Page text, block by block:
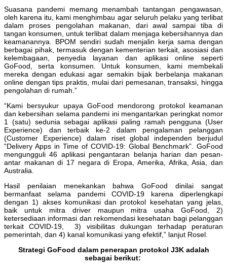
Suasana pandemi memang menambah tantangan pengawasan,
oleh karena itu, kami menghimbau agar seluruh pelaku yang terlibat
dalam proses pengolahan makanan, dari awal sampai tiba di
tangan konsumen, untuk terlibat dalam menjaga kebersihannya dan
keamanannya. BPOM sendiri sudah menjalin kerja sama dengan
berbagai pihak, termasuk dengan kementerian terkait, asosiasi dan
kelembagaan, penyedia layanan dan aplikasi online seperti
GoFood, serta konsumen. Untuk konsumen, kami membekali
mereka dengan edukasi agar semakin bijak berbelanja makanan
online dengan tips praktis, mulai dari pemesanan, transaksi, hingga
pengolahan di rumah.”
“Kami bersyukur upaya GoFood mendorong protokol keamanan
dan kebersihan selama pandemi ini mengantarkan peringkat nomor
1 (satu) sedunia sebagai aplikasi paling ramah pengguna (User
Experience) dan terbaik ke-2 dalam pengalaman pelanggan
(Customer Experience) dalam riset global independen berjudul
“Delivery Apps in Time of COVID-19: Global Benchmark”. GoFood
mengungguli 46 aplikasi pengantaran belanja harian dan pesan-
antar makanan di 17 negara di Eropa, Amerika, Afrika, Asia, dan
Australia.
Hasil penilaian menekankan bahwa GoFood dinilai sangat
bermanfaat selama pandemi COVID-19 karena diperlengkapi
dengan 1) akses komunikasi dan protokol kesehatan yang jelas,
baik untuk mitra driver maupun mitra usaha GoFood, 2)
ketersediaan informasi dan rekomendasi kesehatan bagi pelanggan
terkait COVID-19, 3) visibilitas dukungan terhadap peraturan
pemerintah, dan 4) kanal komunikasi yang efektif,” lanjut Rosel.
Strategi GoFood dalam penerapan protokol J3K adalah
sebagai berikut: